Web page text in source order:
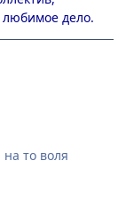
любимое дело.
то воля